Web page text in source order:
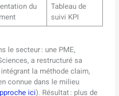
du
Tableau de
suivi KPI
le secteur : une PME,
a restructuré sa
la méthode claim,
connue dans le milieu
ici). Résultat : plus de